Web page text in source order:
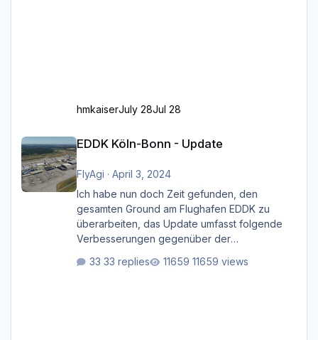
hmkaiserJuly 28Jul 28
EDDK Köln-Bonn - Update
FlyAgi · April 3, 2024
Ich habe nun doch Zeit gefunden, den
gesamten Ground am Flughafen EDDK zu
überarbeiten, das Update umfasst folgende
Verbesserungen gegenüber der
Bodenmarkierungen (der Flughafen sollte
33 replies 11659 views